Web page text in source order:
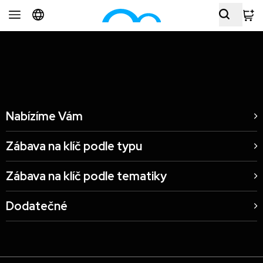
BVV Brno, CZ
Nabízíme Vám
Zábava na klíč podle typu
Zábava na klíč podle tematiky
Dodatečné